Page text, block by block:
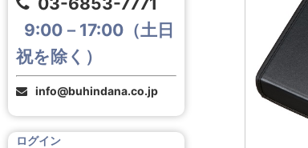
9:00－17:00（土日
祝を除く）
info@buhindana.co.jp
ログイン